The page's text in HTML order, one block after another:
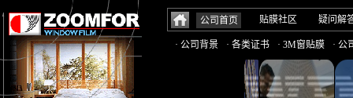
公司首页 贴膜社区 疑问解
· 公司背景 · 各类证书 · 3M窗贴膜 · 公